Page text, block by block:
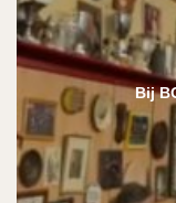
Bij